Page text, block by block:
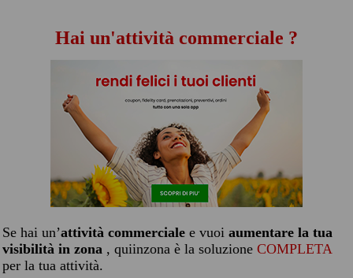
Hai un'attività commerciale ?
Se hai un’attività commerciale e vuoi aumentare la tua
visibilità in zona , quiinzona è la soluzione COMPLETA
per la tua attività.